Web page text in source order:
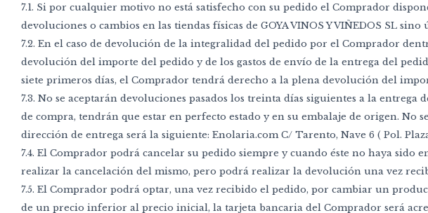
7.1. Si por cualquier motivo no está satisfecho con su pedido el Comprador
devoluciones o cambios en las tiendas físicas de GOYA VINOS Y VIÑEDOS SL
7.2. En el caso de devolución de la integralidad del pedido por el Comprador
devolución del importe del pedido y de los gastos de envío de la entrega del
siete primeros días, el Comprador tendrá derecho a la plena devolución del
7.3. No se aceptarán devoluciones pasados los treinta días siguientes a la
de compra, tendrán que estar en perfecto estado y en su embalaje de origen. No
dirección de entrega será la siguiente: Enolaria.com C/ Tarento, Nave 6 ( Pol.
7.4. El Comprador podrá cancelar su pedido siempre y cuando éste no haya sido
realizar la cancelación del mismo, pero podrá realizar la devolución una vez
7.5. El Comprador podrá optar, una vez recibido el pedido, por cambiar un
de un precio inferior al precio inicial, la tarjeta bancaria del Comprador será